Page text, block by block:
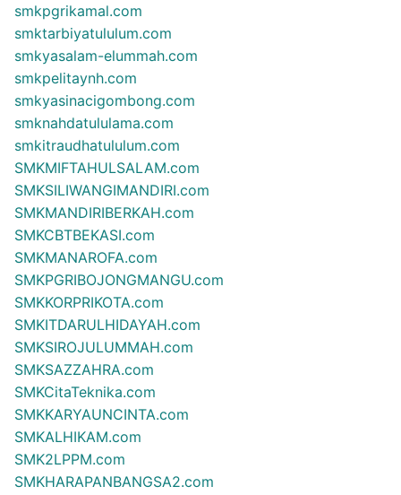
smkpgrikamal.com
smktarbiyatululum.com
smkyasalam-elummah.com
smkpelitaynh.com
smkyasinacigombong.com
smknahdatululama.com
smkitraudhatululum.com
SMKMIFTAHULSALAM.com
SMKSILIWANGIMANDIRI.com
SMKMANDIRIBERKAH.com
SMKCBTBEKASI.com
SMKMANAROFA.com
SMKPGRIBOJONGMANGU.com
SMKKORPRIKOTA.com
SMKITDARULHIDAYAH.com
SMKSIROJULUMMAH.com
SMKSAZZAHRA.com
SMKCitaTeknika.com
SMKKARYAUNCINTA.com
SMKALHIKAM.com
SMK2LPPM.com
SMKHARAPANBANGSA2.com